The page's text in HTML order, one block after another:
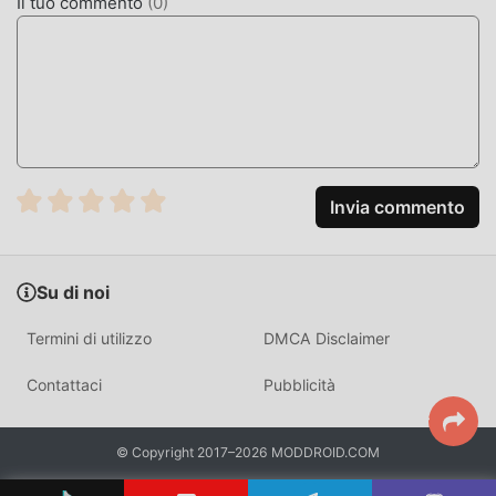
MOD. UNICA
inevitabilmente far sentire le persone stanche, ma ora
l'emergere delle mod ha riscritto questa situazione. Qui,
non è necessario spendere la maggior parte delle tue
processo, aiutandoti così a concentrarti sul goderti la gioia
Basta fare clic sul pulsante di download per installare l'APP
moddroid, puoi scaricare direttamente la versione mod
gratuita Chapitosiki 1.1.2 nel pacchetto di installazione
Invia commento
Su di noi
Termini di utilizzo DMCA Disclaimer
Contattaci Pubblicità
© Copyright 2017–2026 MODDROID.COM